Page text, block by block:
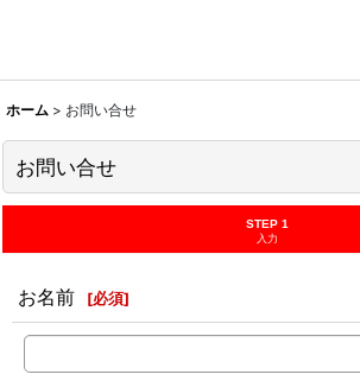
ホーム > お問い合せ
お問い合せ
STEP 1
入力
お名前 [必須]